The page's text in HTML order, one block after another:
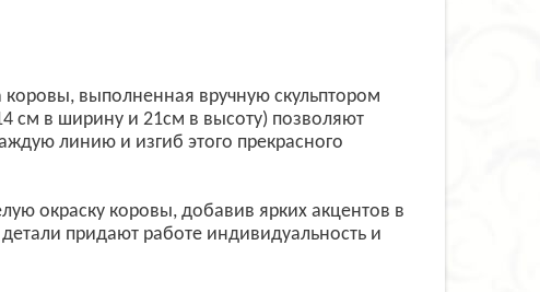
выполненная вручную скульптором
см в ширину и 21см в высоту) позволяют
линию и изгиб этого прекрасного
окраску коровы, добавив ярких акцентов в
придают работе индивидуальность и